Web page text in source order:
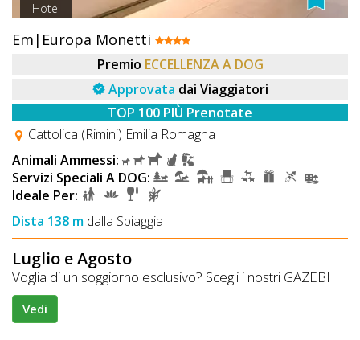
Hotel
Em|Europa Monetti
Premio ECCELLENZA A DOG
Approvata dai Viaggiatori
TOP 100 PIÙ Prenotate
Cattolica (Rimini) Emilia Romagna
Animali Ammessi:
Servizi Speciali A DOG:
Ideale Per:
Dista 138 m dalla Spiaggia
Luglio e Agosto
Voglia di un soggiorno esclusivo? Scegli i nostri GAZEBI
Vedi